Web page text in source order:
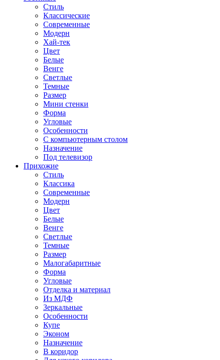
Стиль
Классические
Современные
Модерн
Хай-тек
Цвет
Белые
Венге
Светлые
Темные
Размер
Мини стенки
Форма
Угловые
Особенности
С компьютерным столом
Назначение
Под телевизор
Прихожие
Стиль
Классика
Современные
Модерн
Цвет
Белые
Венге
Светлые
Темные
Размер
Малогабаритные
Форма
Угловые
Отделка и материал
Из МДФ
Зеркальные
Особенности
Купе
Эконом
Назначение
В коридор